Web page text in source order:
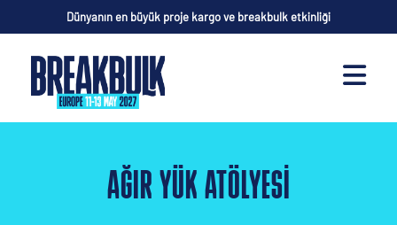
Dünyanın en büyük proje kargo ve breakbulk etkinliği
AĞIR YÜK ATÖLYESI